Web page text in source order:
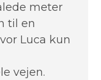
meter
til en
Luca kun
vejen.